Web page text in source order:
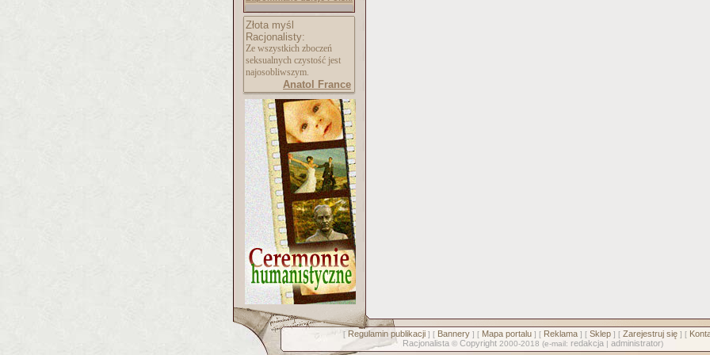
Złota myśl
Racjonalisty:
Ze wszystkich zboczeń
seksualnych czystość jest
najosobliwszym.
Anatol France
[ Regulamin publikacji] [ Bannery] [ Mapa portalu] [ Reklama] [ Sklep] [ Zarejestruj się] [
Racjonalista © Copyright 2000-2018 (e-mail: redakcja | administrator)